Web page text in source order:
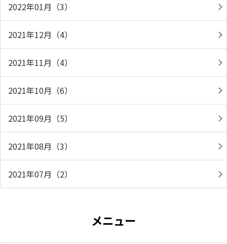
2022年01月（3）
2021年12月（4）
2021年11月（4）
2021年10月（6）
2021年09月（5）
2021年08月（3）
2021年07月（2）
メニュー